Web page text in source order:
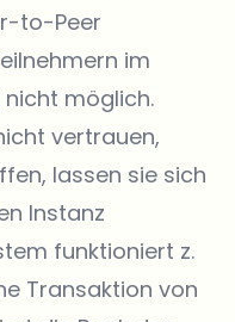
to-Peer
im
nicht möglich.
vertrauen,
lassen sie sich
Instanz
funktioniert z.
Transaktion von